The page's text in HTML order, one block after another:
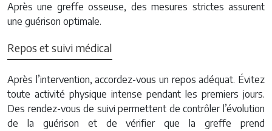
Après une greffe osseuse, des mesures strictes assurent
une guérison optimale.
Repos et suivi médical
Après l’intervention, accordez-vous un repos adéquat. Évitez
toute activité physique intense pendant les premiers jours.
Des rendez-vous de suivi permettent de contrôler l’évolution
de la guérison et de vérifier que la greffe prend